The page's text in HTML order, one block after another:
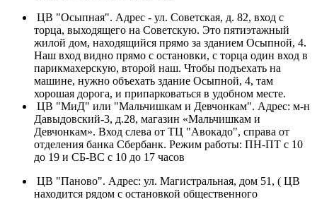
ЦВ "Осыпная". Адрес - ул. Советская, д. 82, вход с
торца, выходящего на Советскую. Это пятиэтажный
жилой дом, находящийся прямо за зданием Осыпной, 4.
Наш вход видно прямо с остановки, с торца один вход в
парикмахерскую, второй наш. Чтобы подъехать на
машине, нужно объехать здание Осыпной, 4, там
хорошая дорога, и припарковаться в удобном месте.
ЦВ "МиД" или "Мальчишкам и Девчонкам". Адрес: м-н
Давыдовский-3, д.28, магазин «Мальчишкам и
Девчонкам». Вход слева от ТЦ "Авокадо", справа от
отделения банка Сбербанк. Режим работы: ПН-ПТ с 10
до 19 и СБ-ВС с 10 до 17 часов
ЦВ "Паново". Адрес: ул. Магистральная, дом 51, ( ЦВ
находится рядом с остановкой общественного